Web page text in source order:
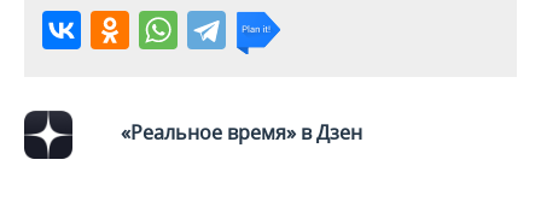
ВОДНЫЕ ВИДЫ СПОРТА
ОБРАЗОВАНИЕ
«Реальное время» в Дзен